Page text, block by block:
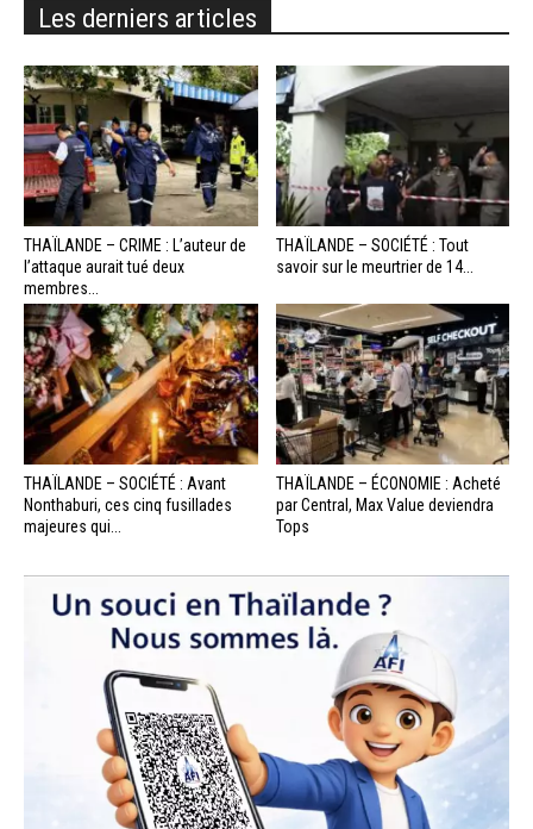
Les derniers articles
THAÏLANDE – CRIME : L’auteur de
l’attaque aurait tué deux
membres...
THAÏLANDE – SOCIÉTÉ : Tout
savoir sur le meurtrier de 14...
THAÏLANDE – SOCIÉTÉ : Avant
Nonthaburi, ces cinq fusillades
majeures qui...
THAÏLANDE – ÉCONOMIE : Acheté
par Central, Max Value deviendra
Tops